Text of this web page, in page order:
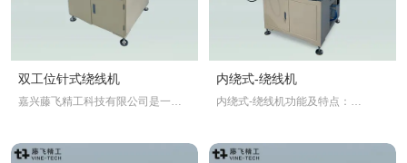
双工位针式绕线机
嘉兴藤飞精工科技有限公司是一家
商。藤飞精工致力于车载马达、车
内绕式-绕线机
内绕式-绕线机功能及特点：
▲快速更换工装技术